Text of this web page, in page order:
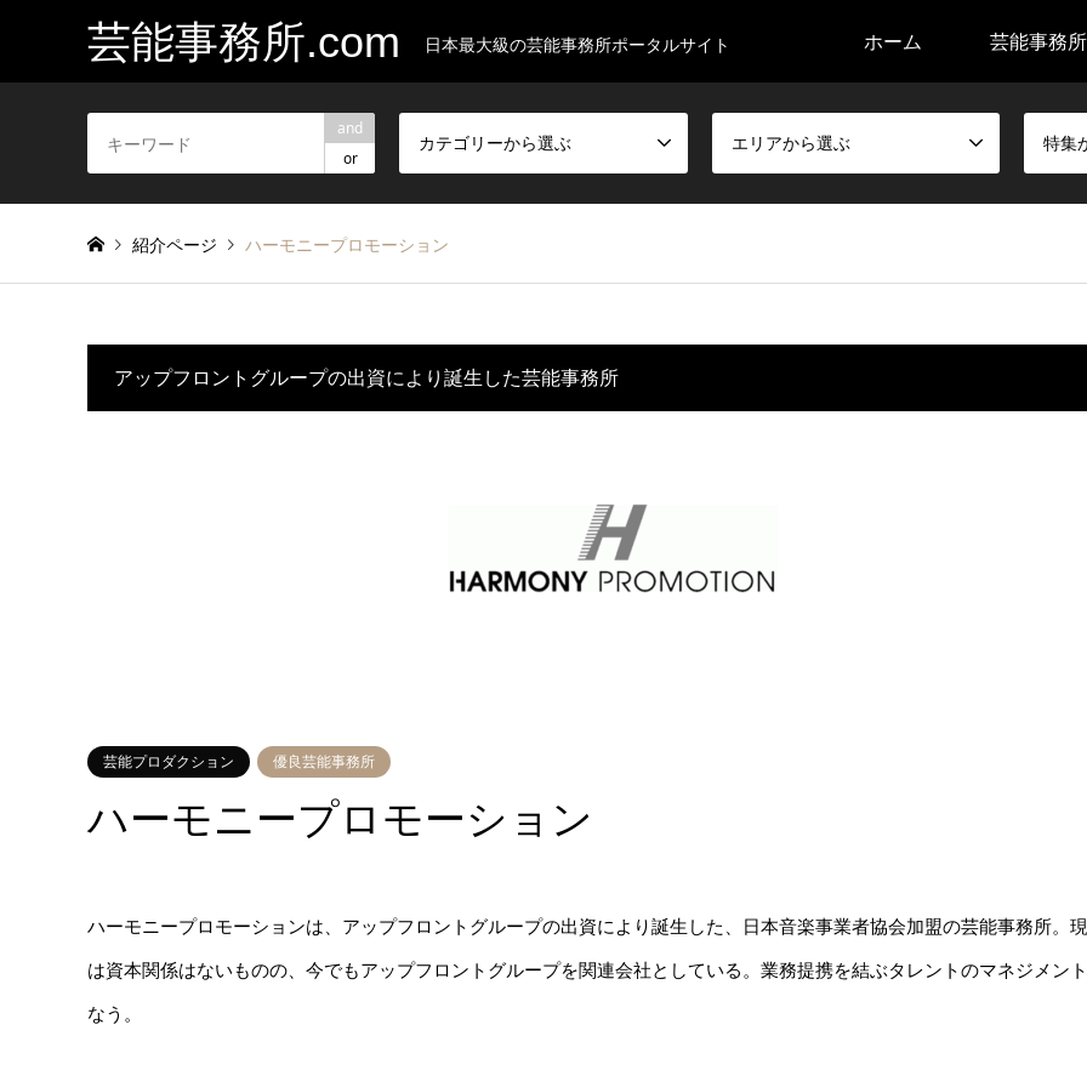
芸能事務所.com 日本最大級の芸能事務所ポータルサイト ホーム 芸能事務所
and
or
カテゴリーから選ぶ エリアから選ぶ 特集
紹介ページ ハーモニープロモーション
アップフロントグループの出資により誕生した芸能事務所
芸能プロダクション 優良芸能事務所
ハーモニープロモーション
ハーモニープロモーションは、アップフロントグループの出資により誕生した、日本音楽事業者協会加盟の芸能事務所。
は資本関係はないものの、今でもアップフロントグループを関連会社としている。業務提携を結ぶタレントのマネジメン
なう。